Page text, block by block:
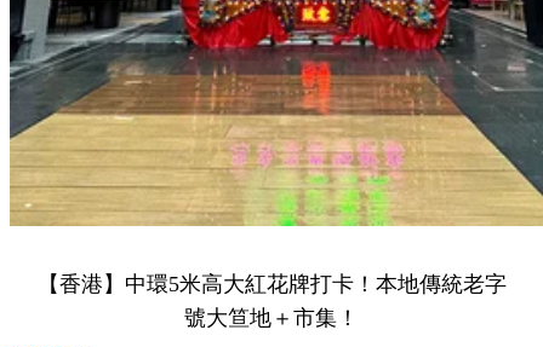
【香港】中環5米高大紅花牌打卡！本地傳統老字
號大笪地＋市集！